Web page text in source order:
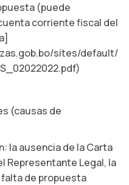
(puede
corriente fiscal del
sites/default/
(causas de
la ausencia de la Carta
Representante Legal, la
de propuesta